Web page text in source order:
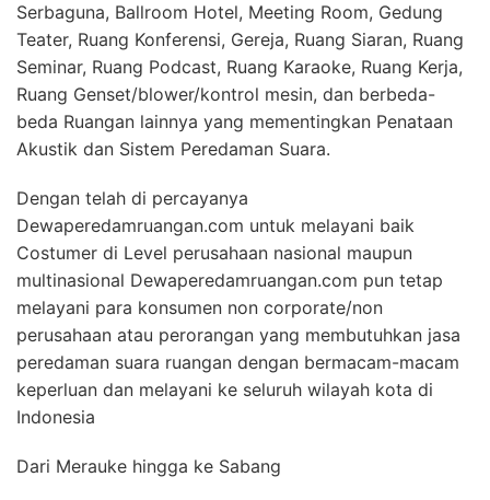
Serbaguna, Ballroom Hotel, Meeting Room, Gedung
Teater, Ruang Konferensi, Gereja, Ruang Siaran, Ruang
Seminar, Ruang Podcast, Ruang Karaoke, Ruang Kerja,
Ruang Genset/blower/kontrol mesin, dan berbeda-
beda Ruangan lainnya yang mementingkan Penataan
Akustik dan Sistem Peredaman Suara.
Dengan telah di percayanya
Dewaperedamruangan.com untuk melayani baik
Costumer di Level perusahaan nasional maupun
multinasional Dewaperedamruangan.com pun tetap
melayani para konsumen non corporate/non
perusahaan atau perorangan yang membutuhkan jasa
peredaman suara ruangan dengan bermacam-macam
keperluan dan melayani ke seluruh wilayah kota di
Indonesia
Dari Merauke hingga ke Sabang